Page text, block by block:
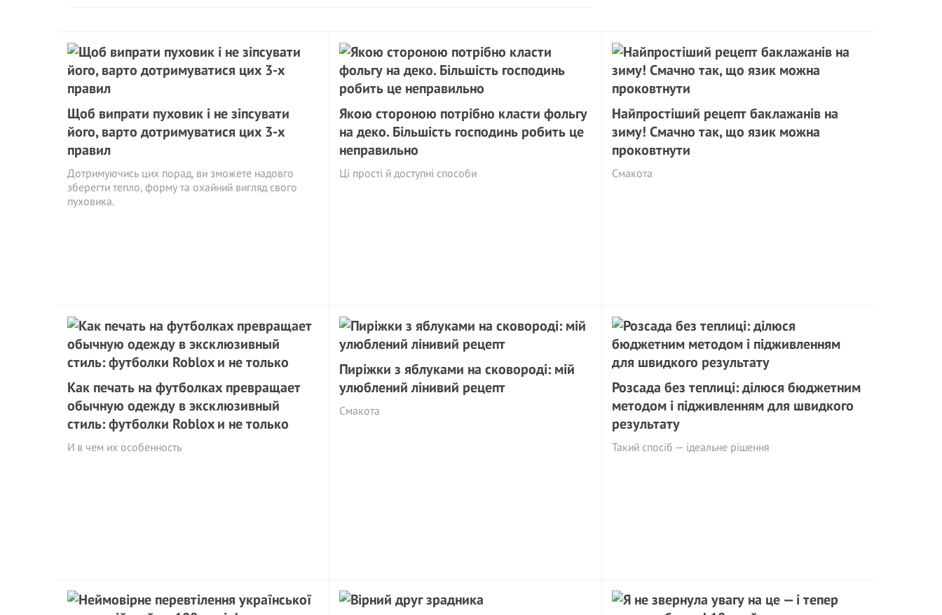
Щоб випрати пуховик і не зіпсувати
його, варто дотримуватися цих 3-х
правил
Дотримуючись цих порад, ви зможете надовго
зберегти тепло, форму та охайний вигляд свого
пуховика.
Якою стороною потрібно класти фольгу
на деко. Більшість господинь робить це
неправильно
Ці прості й доступні способи
Найпростіший рецепт баклажанів на
зиму! Смачно так, що язик можна
проковтнути
Смакота
Как печать на футболках превращает
обычную одежду в эксклюзивный
стиль: футболки Roblox и не только
И в чем их особенность
Пиріжки з яблуками на сковороді: мій
улюблений лінивий рецепт
Смакота
Розсада без теплиці: ділюся бюджетним
методом і підживленням для швидкого
результату
Такий спосіб — ідеальне рішення